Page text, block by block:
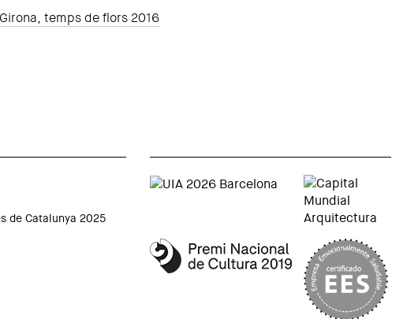
Girona, temps de flors 2016
de Catalunya 2025